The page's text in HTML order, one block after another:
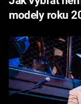
modely roku